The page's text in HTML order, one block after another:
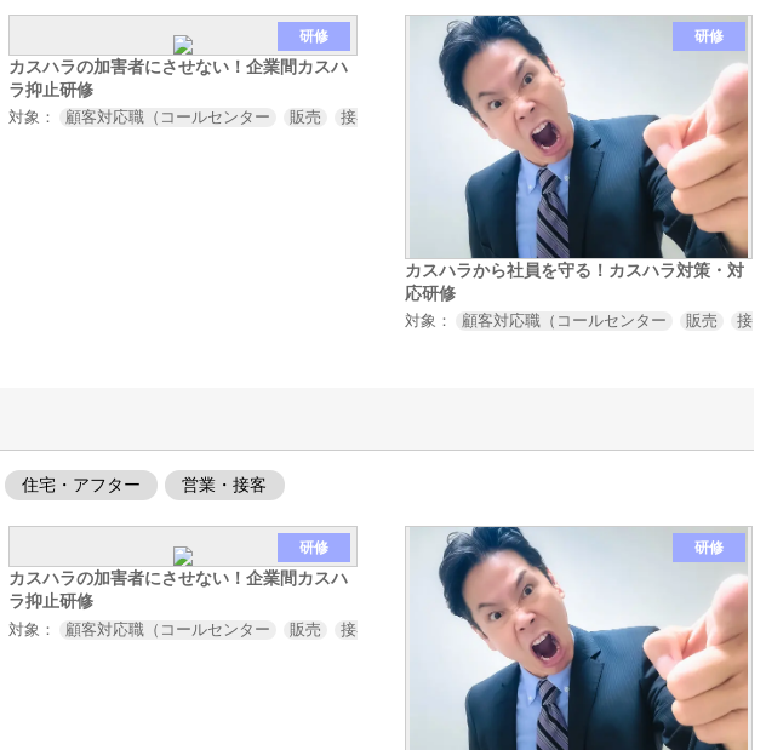
研修
カスハラの加害者にさせない！企業間カスハ
ラ抑止研修
対象： 顧客対応職（コールセンター 販売 接客 サービス業など） 取引先対応職（営業 購買
研修
カスハラから社員を守る！カスハラ対策・対
応研修
対象： 顧客対応職（コールセンター 販売 接
住宅・アフター 営業・接客
研修
カスハラの加害者にさせない！企業間カスハ
ラ抑止研修
対象： 顧客対応職（コールセンター 販売 接客 サービス業など） 取引先対応職（営業 購買
研修